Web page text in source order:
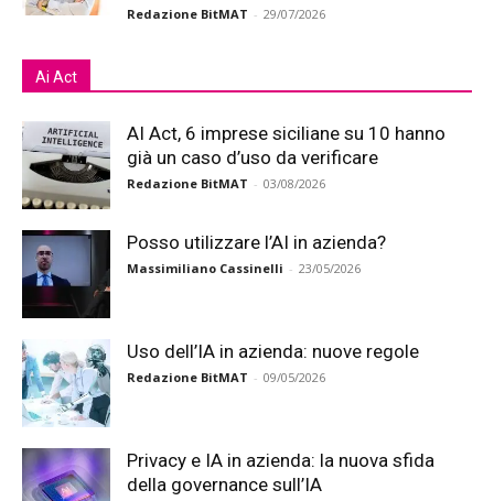
Redazione BitMAT - 29/07/2026
Ai Act
AI Act, 6 imprese siciliane su 10 hanno
già un caso d’uso da verificare
Redazione BitMAT - 03/08/2026
Posso utilizzare l’AI in azienda?
Massimiliano Cassinelli - 23/05/2026
Uso dell’IA in azienda: nuove regole
Redazione BitMAT - 09/05/2026
Privacy e IA in azienda: la nuova sfida
della governance sull’IA